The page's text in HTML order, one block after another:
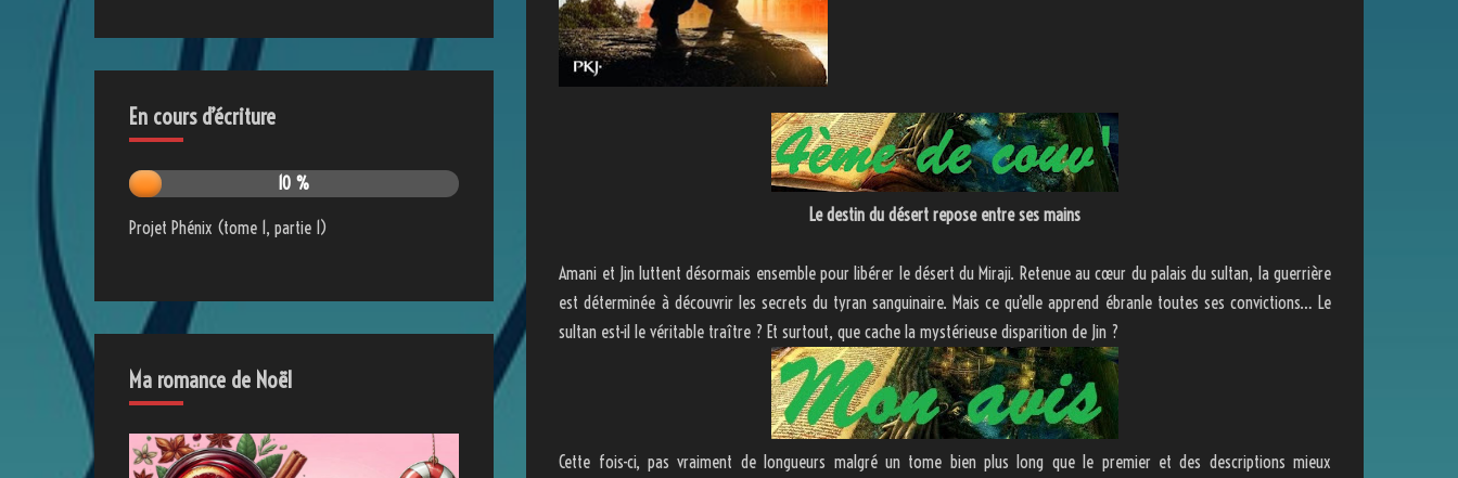
Le destin du désert repose entre ses mains
Amani et Jin luttent désormais ensemble pour libérer le désert du Miraji. Retenue au cœur du palais du sultan, la guerrière
est déterminée à découvrir les secrets du tyran sanguinaire. Mais ce qu’elle apprend ébranle toutes ses convictions… Le
sultan est-il le véritable traître ? Et surtout, que cache la mystérieuse disparition de Jin ?
Cette fois-ci, pas vraiment de longueurs malgré un tome bien plus long que le premier et des descriptions mieux
En cours d’écriture
10 %
Projet Phénix (tome 1, partie 1)
Ma romance de Noël